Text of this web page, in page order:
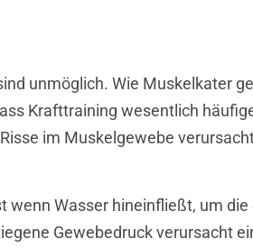
unmöglich. Wie Muskelkater
Krafttraining wesentlich
im Muskelgewebe
wenn Wasser hineinfließt, um
Gewebedruck verursacht